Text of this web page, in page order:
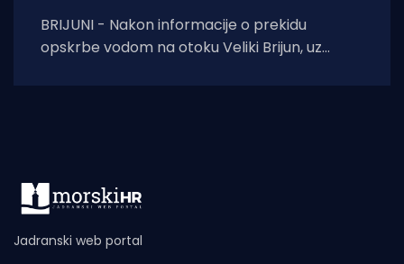
BRIJUNI - Nakon informacije o prekidu
opskrbe vodom na otoku Veliki Brijun, uz
Jadranski web portal